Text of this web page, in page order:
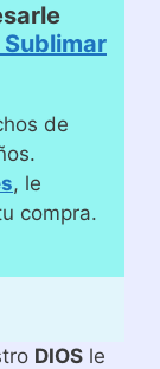
de
, le
compra.
DIOSle